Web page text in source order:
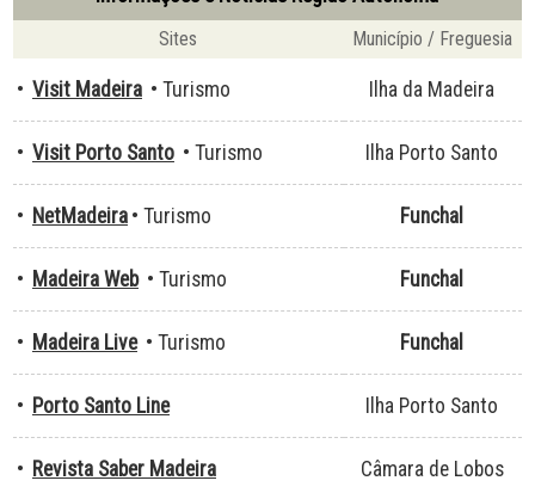
Sites Município / Freguesia
• Visit Madeira • Turismo Ilha da Madeira
• Visit Porto Santo • Turismo Ilha Porto Santo
• NetMadeira • Turismo Funchal
• Madeira Web • Turismo Funchal
• Madeira Live • Turismo Funchal
• Porto Santo Line Ilha Porto Santo
• Revista Saber Madeira Câmara de Lobos